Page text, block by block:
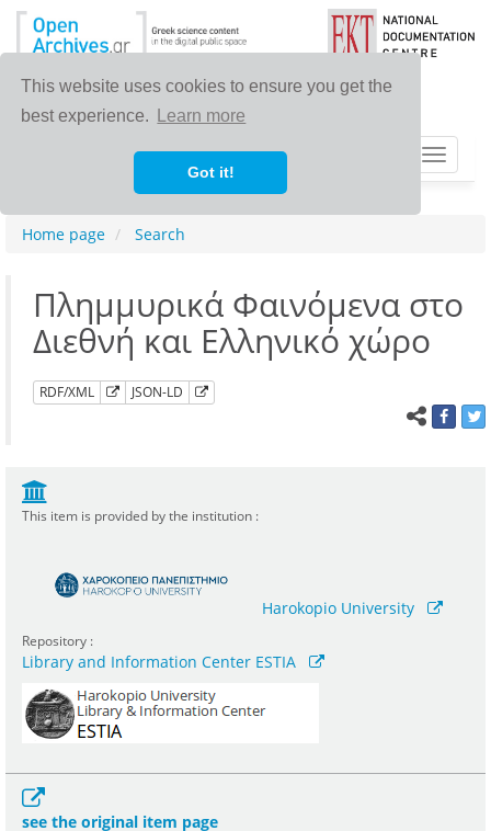
This website uses cookies to ensure you get the
best experience.
Learn more
Got it!
Toggle
Home page Search
Πλημμυρικά Φαινόμενα στο
Διεθνή και Ελληνικό χώρο
RDF/XML JSON-LD
This item is provided by the institution :
Harokopio University
Repository :
Library and Information Center ESTIA
see the original item page